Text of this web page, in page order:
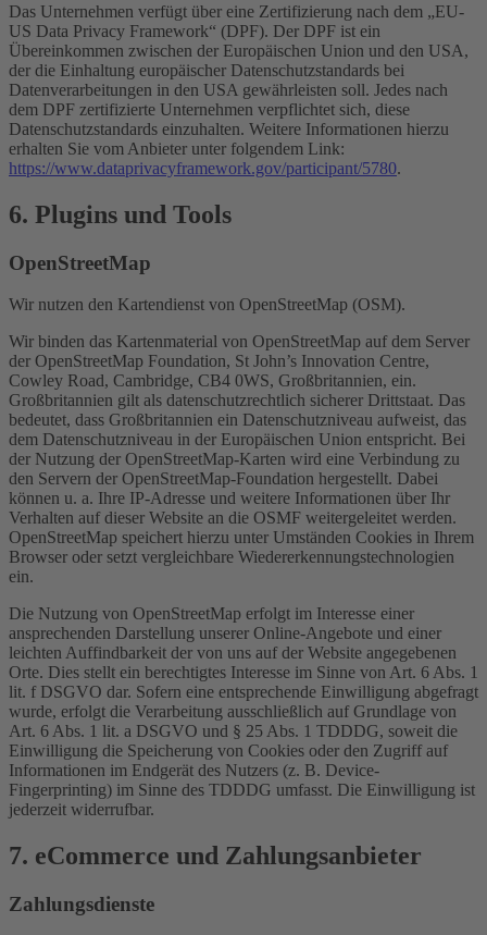
Das Unternehmen verfügt über eine Zertifizierung nach dem „EU-
US Data Privacy Framework“ (DPF). Der DPF ist ein
Übereinkommen zwischen der Europäischen Union und den USA,
der die Einhaltung europäischer Datenschutzstandards bei
Datenverarbeitungen in den USA gewährleisten soll. Jedes nach
dem DPF zertifizierte Unternehmen verpflichtet sich, diese
Datenschutzstandards einzuhalten. Weitere Informationen hierzu
erhalten Sie vom Anbieter unter folgendem Link:
https://www.dataprivacyframework.gov/participant/5780.
6. Plugins und Tools
OpenStreetMap
Wir nutzen den Kartendienst von OpenStreetMap (OSM).
Wir binden das Kartenmaterial von OpenStreetMap auf dem Server
der OpenStreetMap Foundation, St John’s Innovation Centre,
Cowley Road, Cambridge, CB4 0WS, Großbritannien, ein.
Großbritannien gilt als datenschutzrechtlich sicherer Drittstaat. Das
bedeutet, dass Großbritannien ein Datenschutzniveau aufweist, das
dem Datenschutzniveau in der Europäischen Union entspricht. Bei
der Nutzung der OpenStreetMap-Karten wird eine Verbindung zu
den Servern der OpenStreetMap-Foundation hergestellt. Dabei
können u. a. Ihre IP-Adresse und weitere Informationen über Ihr
Verhalten auf dieser Website an die OSMF weitergeleitet werden.
OpenStreetMap speichert hierzu unter Umständen Cookies in Ihrem
Browser oder setzt vergleichbare Wiedererkennungstechnologien
ein.
Die Nutzung von OpenStreetMap erfolgt im Interesse einer
ansprechenden Darstellung unserer Online-Angebote und einer
leichten Auffindbarkeit der von uns auf der Website angegebenen
Orte. Dies stellt ein berechtigtes Interesse im Sinne von Art. 6 Abs. 1
lit. f DSGVO dar. Sofern eine entsprechende Einwilligung abgefragt
wurde, erfolgt die Verarbeitung ausschließlich auf Grundlage von
Art. 6 Abs. 1 lit. a DSGVO und § 25 Abs. 1 TDDDG, soweit die
Einwilligung die Speicherung von Cookies oder den Zugriff auf
Informationen im Endgerät des Nutzers (z. B. Device-
Fingerprinting) im Sinne des TDDDG umfasst. Die Einwilligung ist
jederzeit widerrufbar.
7. eCommerce und Zahlungs­anbieter
Zahlungsdienste